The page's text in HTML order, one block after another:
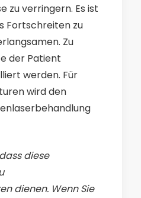
zu verringern. Es ist
Fortschreiten zu
Zu
der Patient
werden. Für
wird den
diese
dienen. Wenn Sie